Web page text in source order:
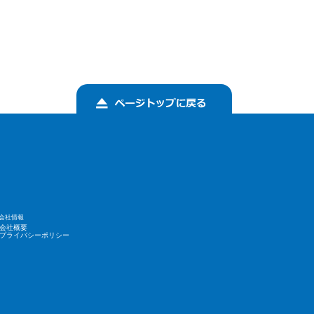
社情報
会社概要
プライバシーポリシー